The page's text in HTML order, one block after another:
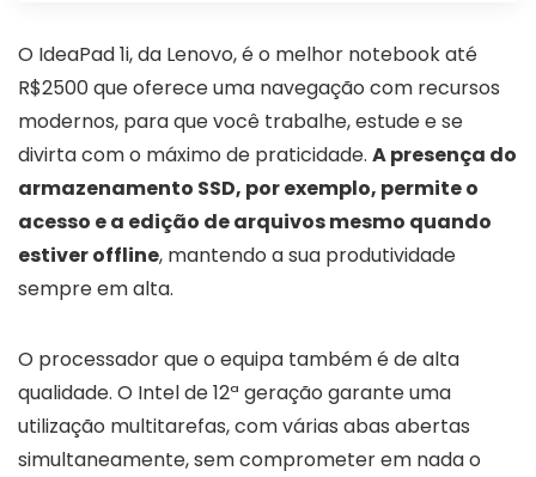
O IdeaPad 1i, da Lenovo, é o melhor notebook até
R$2500 que oferece uma navegação com recursos
modernos, para que você trabalhe, estude e se
divirta com o máximo de praticidade. A presença do
armazenamento SSD, por exemplo, permite o
acesso e a edição de arquivos mesmo quando
estiver offline, mantendo a sua produtividade
sempre em alta.
O processador que o equipa também é de alta
qualidade. O Intel de 12ª geração garante uma
utilização multitarefas, com várias abas abertas
simultaneamente, sem comprometer em nada o